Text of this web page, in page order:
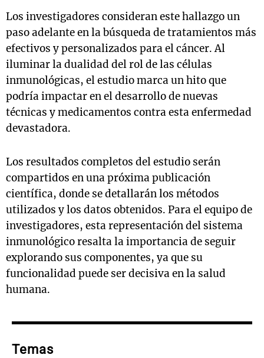
Los investigadores consideran este hallazgo un
paso adelante en la búsqueda de tratamientos más
efectivos y personalizados para el cáncer. Al
iluminar la dualidad del rol de las células
inmunológicas, el estudio marca un hito que
podría impactar en el desarrollo de nuevas
técnicas y medicamentos contra esta enfermedad
devastadora.
Los resultados completos del estudio serán
compartidos en una próxima publicación
científica, donde se detallarán los métodos
utilizados y los datos obtenidos. Para el equipo de
investigadores, esta representación del sistema
inmunológico resalta la importancia de seguir
explorando sus componentes, ya que su
funcionalidad puede ser decisiva en la salud
humana.
Temas